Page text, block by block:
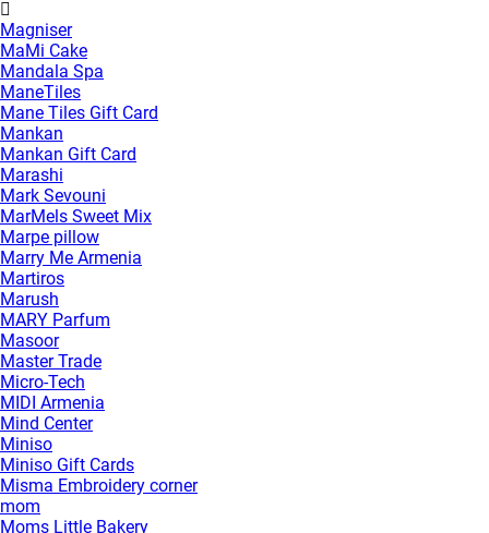
Magniser
MaMi Cake
Mandala Spa
ManeTiles
Mane Tiles Gift Card
Mankan
Mankan Gift Card
Marashi
Mark Sevouni
MarMels Sweet Mix
Marpe pillow
Marry Me Armenia
Martiros
Marush
MARY Parfum
Masoor
Master Trade
Micro-Tech
MIDI Armenia
Mind Center
Miniso
Miniso Gift Cards
Misma Embroidery corner
mom
Moms Little Bakery